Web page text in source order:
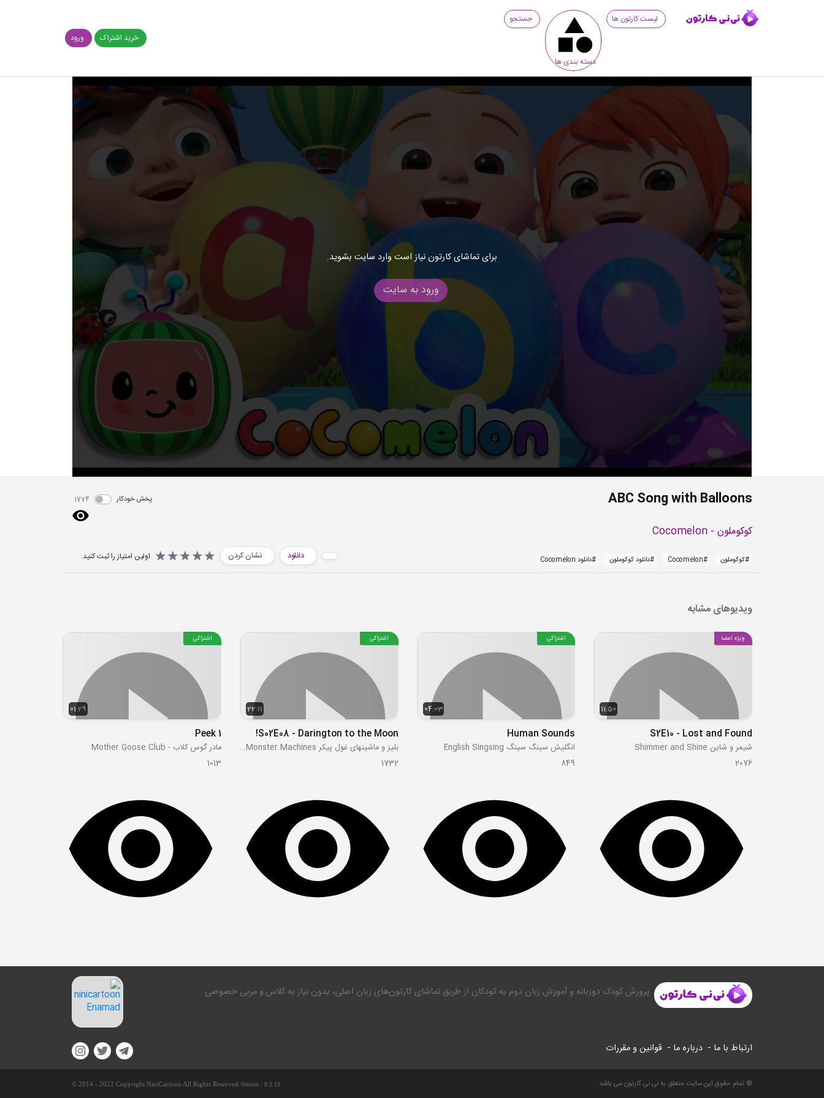
لیست کارتون ها
دسته بندی ها
جستجو
خرید اشتراک
ورود
برای تماشای کارتون نیاز است وارد سایت بشوید.
ورود به سایت
ABC Song with Balloons پخش خودکار 1774
کوکوملون - Cocomelon
#کوکوملون #
Cocomelon
#دانلود کوکوملون #دانلود Cocomelon دانلود نشان کردن اولین امتیاز را ثبت کنید.
ویدیوهای مشابه
11:50
ویژه اعضا
S2E10 - Lost and Found
شیمر و شاین Shimmer and Shine
2076
04:03
اشتراکی
Human Sounds
انگلیش سینگ سینگ English Singsing
849
22:11
اشتراکی
S02E08 - Darington to the Moon!
بلیز و ماشینهای غول پیکر Blaze and the Monster Machines
1732
01:29
اشتراکی
Peek 1
مادر گوس کلاب - Mother Goose Club
1013
پرورش کودک دوزبانه و آموزش زبان دوم به کودکان از طریق تماشای کارتون‌های زبان اصلی، بدون نیاز به کلاس و مربی خصوصی
ارتباط با ما - درباره ما - قوانین و مقررات
© تمام حقوق این سایت متعلق به نی نی کارتون می باشد. © 2014 - 2022 Copyright NiniCartoon All Rights Reserved. Version : 0.2.19